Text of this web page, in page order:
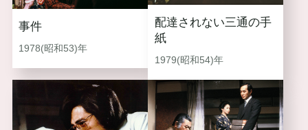
事件
1978(昭和53)年
配達されない三通の手
紙
1979(昭和54)年